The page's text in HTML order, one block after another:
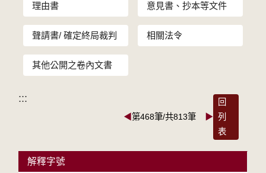
理由書 意見書、抄本等文件
聲請書/ 確定終局裁判 相關法令
其他公開之卷內文書
:::
◀第468筆/共813筆 ▶
回
列
表
解釋字號